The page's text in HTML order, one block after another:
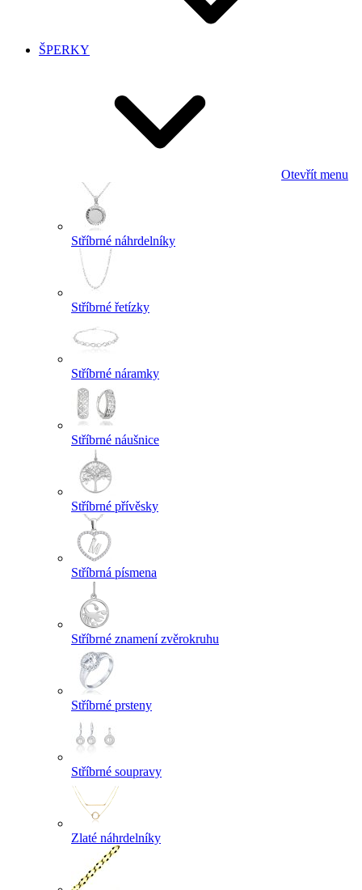
ŠPERKY
Otevřít menu
Stříbrné náhrdelníky
Stříbrné řetízky
Stříbrné náramky
Stříbrné náušnice
Stříbrné přívěsky
Stříbrná písmena
Stříbrné znamení zvěrokruhu
Stříbrné prsteny
Stříbrné soupravy
Zlaté náhrdelníky